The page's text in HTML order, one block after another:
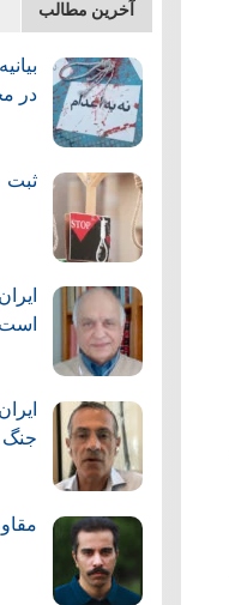
آخرین مطالب
در
ثبت ۷۱ اعدام در ژوئيه در ایران
جنگ